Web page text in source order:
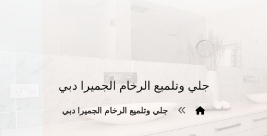
جلي وتلميع الرخام الجميرا دبي
جلي وتلميع الرخام الجميرا دبي